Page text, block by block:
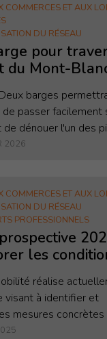
COMMERCES ET AUX
DU RÉSEAU
pour
du Mont-
barges
passer facilement
dénouer l'un des
cycliste, selon le
2026
COMMERCES ET AUX
DU RÉSEAU
PROFESSIONNELS
les
pour le
réalise
visant à identifier et
mesures concrètes
du transport